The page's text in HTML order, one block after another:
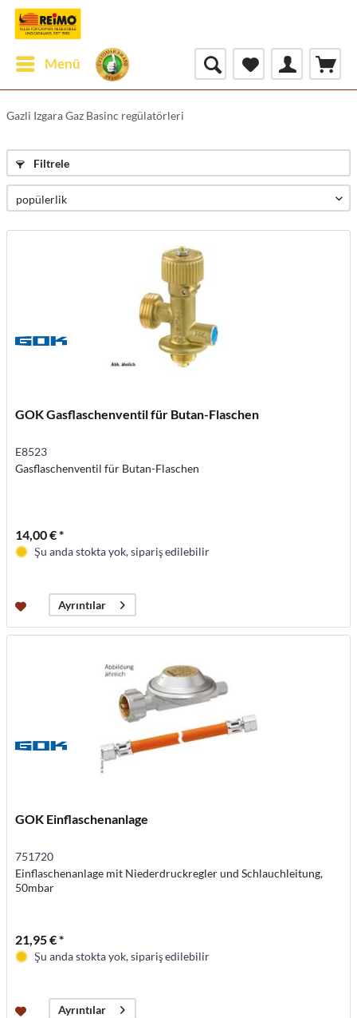
Menü
Gazli Izgara Gaz Basinc regülatörleri
Filtrele
GOK Gasflaschenventil für Butan-Flaschen
E8523
Gasflaschenventil für Butan-Flaschen
14,00 € *
Şu anda stokta yok, sipariş edilebilir
Ayrıntılar
GOK Einflaschenanlage
751720
Einflaschenanlage mit Niederdruckregler und Schlauchleitung,
50mbar
21,95 € *
Şu anda stokta yok, sipariş edilebilir
Ayrıntılar